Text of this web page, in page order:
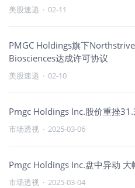
美股速递 · 02-11
PMGC Holdings旗下
Biosciences达成许可协议
美股速递 · 02-10
Pmgc Holdings Inc.股价重挫
市场透视 · 2025-03-06
Pmgc Holdings Inc.盘中异动 大
市场透视 · 2025-03-04